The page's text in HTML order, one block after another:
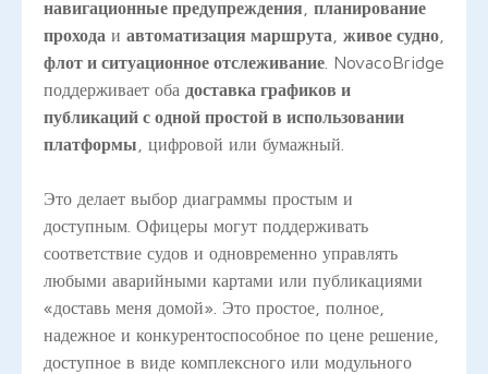
навигационные предупреждения
планирование
прохода и автоматизация маршрута живое судно
флот и ситуационное отслеживание . NovacoBridge
поддерживает оба доставка графиков и
публикаций с одной простой в использовании
платформы , цифровой или бумажный.
Это делает выбор диаграммы простым и
доступным. Офицеры могут поддерживать
соответствие судов и одновременно управлять
любыми аварийными картами или публикациями
«доставь меня домой». Это простое, полное,
надежное и конкурентоспособное по цене решение,
доступное в виде комплексного или модульного